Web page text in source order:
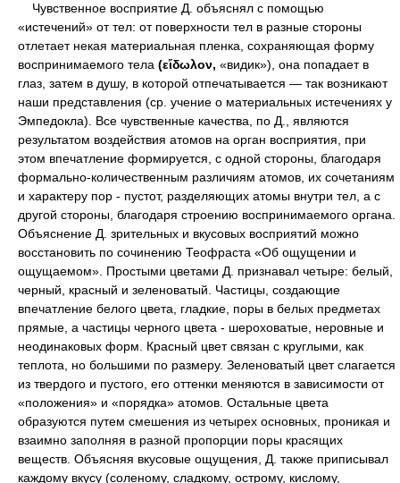
Чувственное восприятие Д. объяснял с помощью
«истечений» от тел: от поверхности тел в разные стороны
отлетает некая материальная пленка, сохраняющая форму
воспринимаемого тела (εἴδωλον, «видик»), она попадает в
глаз, затем в душу, в которой отпечатывается — так возникают
наши представления (ср. учение о материальных истечениях у
Эмпедокла). Все чувственные качества, по Д., являются
результатом воздействия атомов на орган восприятия, при
этом впечатление формируется, с одной стороны, благодаря
формально-количественным различиям атомов, их сочетаниям
и характеру пор - пустот, разделяющих атомы внутри тел, а с
другой стороны, благодаря строению воспринимаемого органа.
Объяснение Д. зрительных и вкусовых восприятий можно
восстановить по сочинению Теофраста «Об ощущении и
ощущаемом». Простыми цветами Д. признавал четыре: белый,
черный, красный и зеленоватый. Частицы, создающие
впечатление белого цвета, гладкие, поры в белых предметах
прямые, а частицы черного цвета - шероховатые, неровные и
неодинаковых форм. Красный цвет связан с круглыми, как
теплота, но большими по размеру. Зеленоватый цвет слагается
из твердого и пустого, его оттенки меняются в зависимости от
«положения» и «порядка» атомов. Остальные цвета
образуются путем смешения из четырех основных, проникая и
взаимно заполняя в разной пропорции поры красящих
веществ. Объясняя вкусовые ощущения, Д. также приписывал
каждому вкусу (соленому, сладкому, острому, кислому,